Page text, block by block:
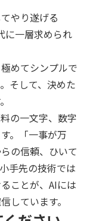
やり遂げる
に一層求められ
めてシンプルで
そして、決めた
の一文字、数字
。「一事が万
の信頼、ひいて
手先の技術では
ことが、AIには
しています。